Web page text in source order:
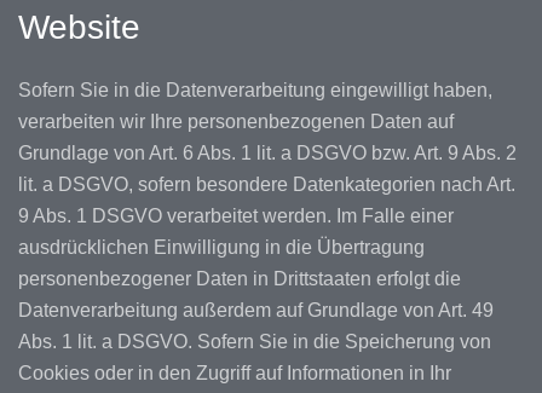
Website
Sofern Sie in die Datenverarbeitung eingewilligt haben,
verarbeiten wir Ihre personenbezogenen Daten auf
Grundlage von Art. 6 Abs. 1 lit. a DSGVO bzw. Art. 9 Abs. 2
lit. a DSGVO, sofern besondere Datenkategorien nach Art.
9 Abs. 1 DSGVO verarbeitet werden. Im Falle einer
ausdrücklichen Einwilligung in die Übertragung
personenbezogener Daten in Drittstaaten erfolgt die
Datenverarbeitung außerdem auf Grundlage von Art. 49
Abs. 1 lit. a DSGVO. Sofern Sie in die Speicherung von
Cookies oder in den Zugriff auf Informationen in Ihr